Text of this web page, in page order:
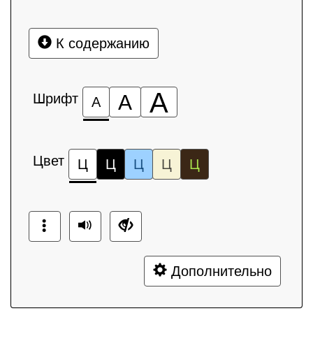
К содержанию
Шрифт А А А
Цвет Ц Ц Ц Ц Ц
Дополнительно